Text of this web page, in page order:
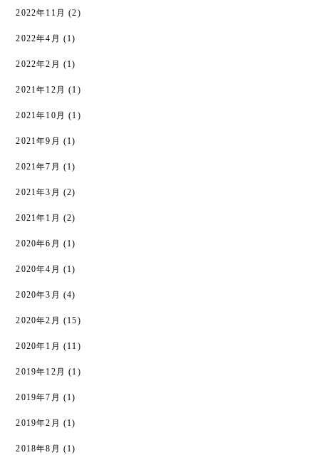
2022年11月 (2)
2022年4月 (1)
2022年2月 (1)
2021年12月 (1)
2021年10月 (1)
2021年9月 (1)
2021年7月 (1)
2021年3月 (2)
2021年1月 (2)
2020年6月 (1)
2020年4月 (1)
2020年3月 (4)
2020年2月 (15)
2020年1月 (11)
2019年12月 (1)
2019年7月 (1)
2019年2月 (1)
2018年8月 (1)